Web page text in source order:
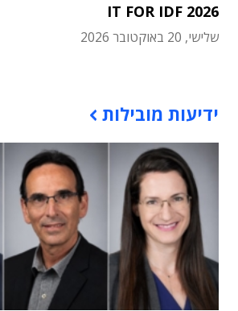
IT FOR IDF 2026
שלישי, 20 באוקטובר 2026
ידיעות מובילות